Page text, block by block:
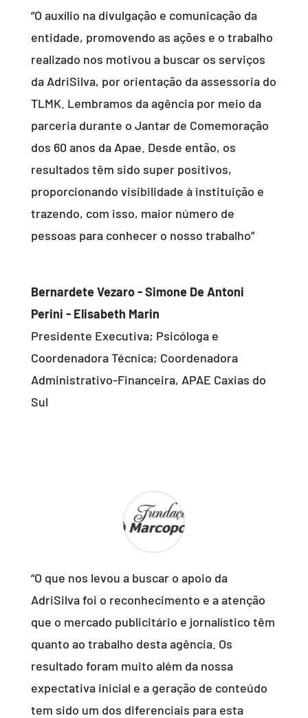
“O auxílio na divulgação e comunicação da
entidade, promovendo as ações e o trabalho
realizado nos motivou a buscar os serviços
da AdriSilva, por orientação da assessoria do
TLMK. Lembramos da agência por meio da
parceria durante o Jantar de Comemoração
dos 60 anos da Apae. Desde então, os
resultados têm sido super positivos,
proporcionando visibilidade à instituição e
trazendo, com isso, maior número de
pessoas para conhecer o nosso trabalho”
Bernardete Vezaro - Simone De Antoni
Perini - Elisabeth Marin
Presidente Executiva; Psicóloga e
Coordenadora Técnica; Coordenadora
Administrativo-Financeira, APAE Caxias do
Sul
“O que nos levou a buscar o apoio da
AdriSilva foi o reconhecimento e a atenção
que o mercado publicitário e jornalístico têm
quanto ao trabalho desta agência. Os
resultado foram muito além da nossa
expectativa inicial e a geração de conteúdo
tem sido um dos diferenciais para esta